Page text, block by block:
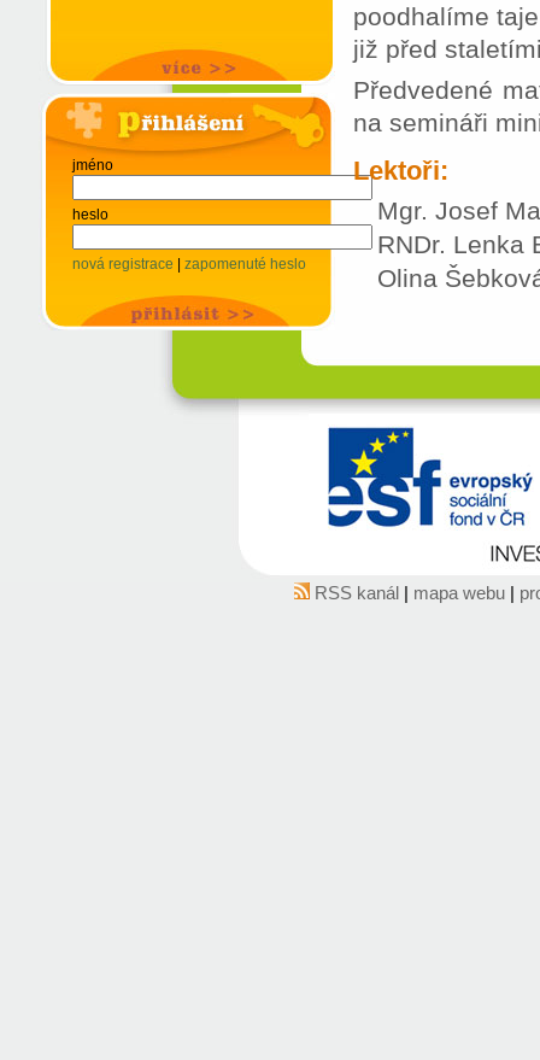
jméno
heslo
nová registrace zapomenuté heslo
poodhalíme
již před
Předvedené
na semináři
Lektoři:
Mgr. Josef
RNDr. Lenka
Olina
RSS kanál | mapa webu |